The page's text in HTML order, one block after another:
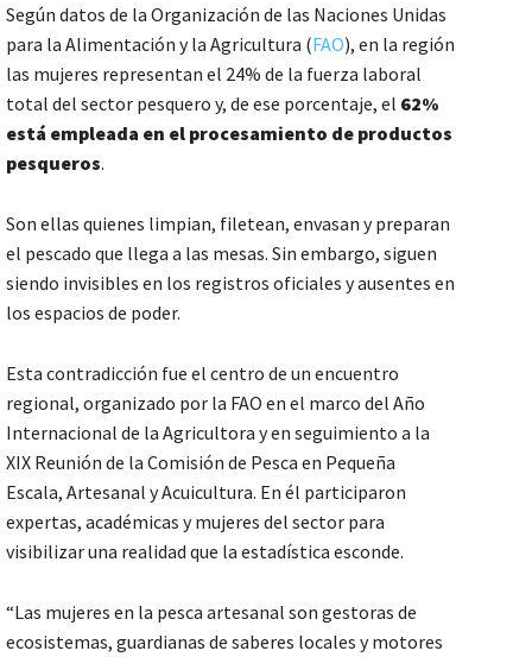
Según datos de la Organización de las Naciones Unidas
para la Alimentación y la Agricultura (FAO), en la región
las mujeres representan el 24% de la fuerza laboral
total del sector pesquero y, de ese porcentaje, el 62%
está empleada en el procesamiento de productos
pesqueros.
Son ellas quienes limpian, filetean, envasan y preparan
el pescado que llega a las mesas. Sin embargo, siguen
siendo invisibles en los registros oficiales y ausentes en
los espacios de poder.
Esta contradicción fue el centro de un encuentro
regional, organizado por la FAO en el marco del Año
Internacional de la Agricultora y en seguimiento a la
XIX Reunión de la Comisión de Pesca en Pequeña
Escala, Artesanal y Acuicultura. En él participaron
expertas, académicas y mujeres del sector para
visibilizar una realidad que la estadística esconde.
“Las mujeres en la pesca artesanal son gestoras de
ecosistemas, guardianas de saberes locales y motores